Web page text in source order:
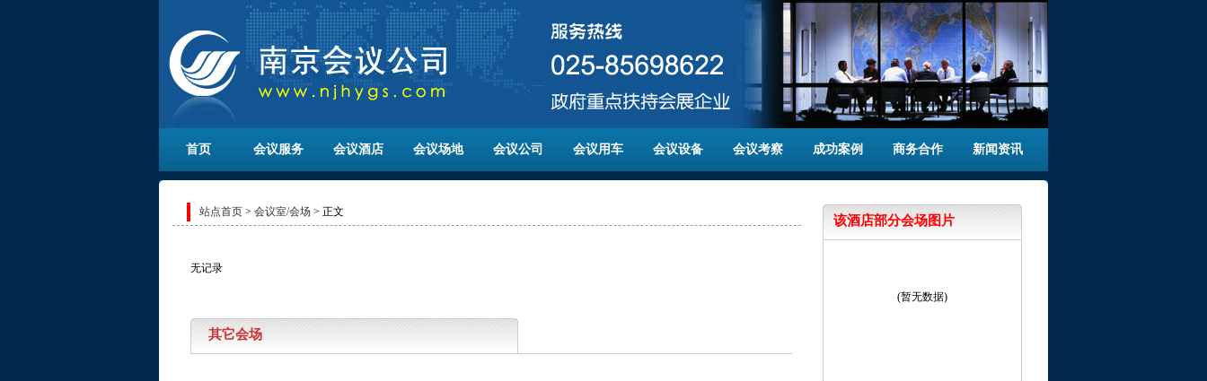
首页 会议服务 会议酒店 会议场地 会议公司 会议用车 会议设备 会议考察 成功案例 商务合作 新闻资讯
站点首页 > 会议室/会场 > 正文
无记录
其它会场
该酒店部分会场图片
(暂无数据)